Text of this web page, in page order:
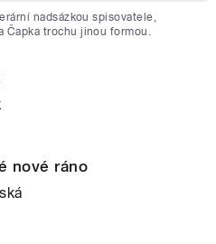
nadsázkou spisovatele,
Čapka trochu jinou formou.
nové ráno